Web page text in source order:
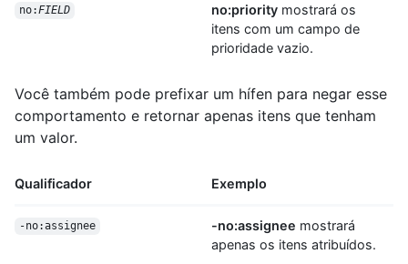
no:FIELD no:priority mostrará os
itens com um campo de
prioridade vazio.
Você também pode prefixar um hífen para negar esse
comportamento e retornar apenas itens que tenham
um valor.
Qualificador Exemplo
-no:assignee -no:assignee mostrará
apenas os itens atribuídos.